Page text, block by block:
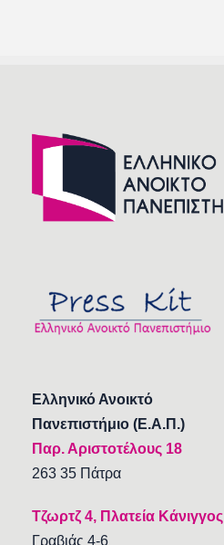
Ελληνικό Ανοικτό
Πανεπιστήμιο (Ε.Α.Π.)
Παρ. Αριστοτέλους 18
263 35 Πάτρα
Τζωρτζ 4, Πλατεία Κάνιγγος
Γραβιάς 4-6